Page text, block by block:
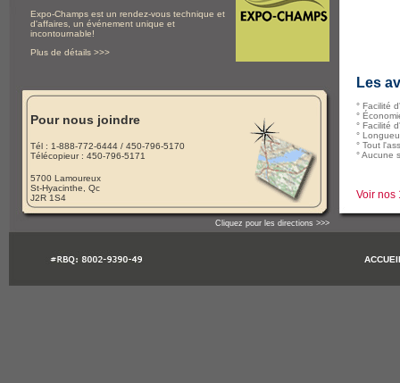
Les
° Facilité
°
° Facilité
°
° Tout
° Aucune
Voir nos
Expo-Champs est un rendez-vous technique et
d'affaires, un événement unique et
incontournable!
Plus de détails >>>
Pour nous joindre
Tél : 1-888-772-6444 / 450-796-5170
Télécopieur : 450-796-5171
5700 Lamoureux
St-Hyacinthe, Qc
J2R 1S4
Cliquez pour les directions >>>